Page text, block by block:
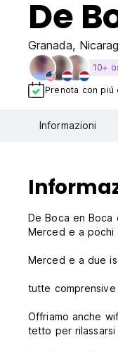
De
Granada,
10+
Prenota con
Informazioni
De Boca en Boca
Merced e a pochi
Merced e a due
tutte
Offriamo anche
tetto per